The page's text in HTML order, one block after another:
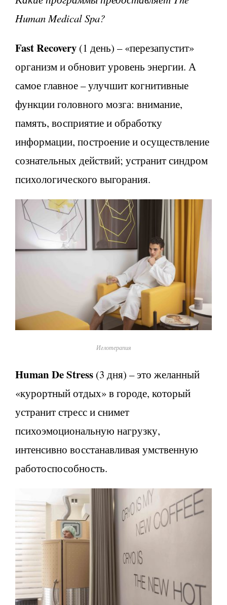
Human Medical Spa?
Fast Recovery (1 день) – «перезапустит»
организм и обновит уровень энергии. А
самое главное – улучшит когнитивные
функции головного мозга: внимание,
память, восприятие и обработку
информации, построение и осуществление
сознательных действий; устранит синдром
психологического выгорания.
Иглотерапия
Human De Stress (3 дня) – это желанный
«курортный отдых» в городе, который
устранит стресс и снимет
психоэмоциональную нагрузку,
интенсивно восстанавливая умственную
работоспособность.